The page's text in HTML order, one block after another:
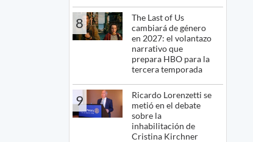
8
The Last of Us
cambiará de género
en 2027: el volantazo
narrativo que
prepara HBO para la
tercera temporada
9
Ricardo Lorenzetti se
metió en el debate
sobre la
inhabilitación de
Cristina Kirchner